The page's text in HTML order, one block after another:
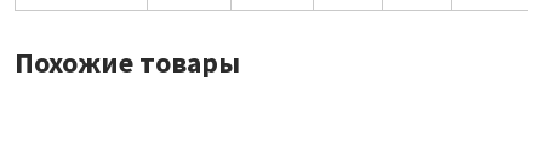
Похожие товары